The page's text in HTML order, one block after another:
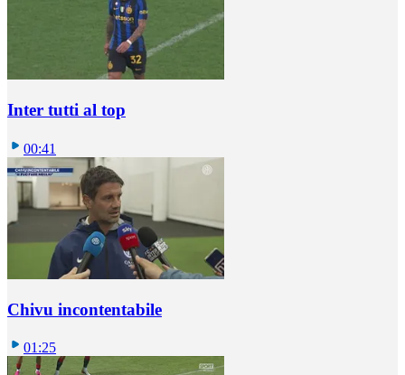
Inter tutti al top
00:41
Chivu incontentabile
01:25